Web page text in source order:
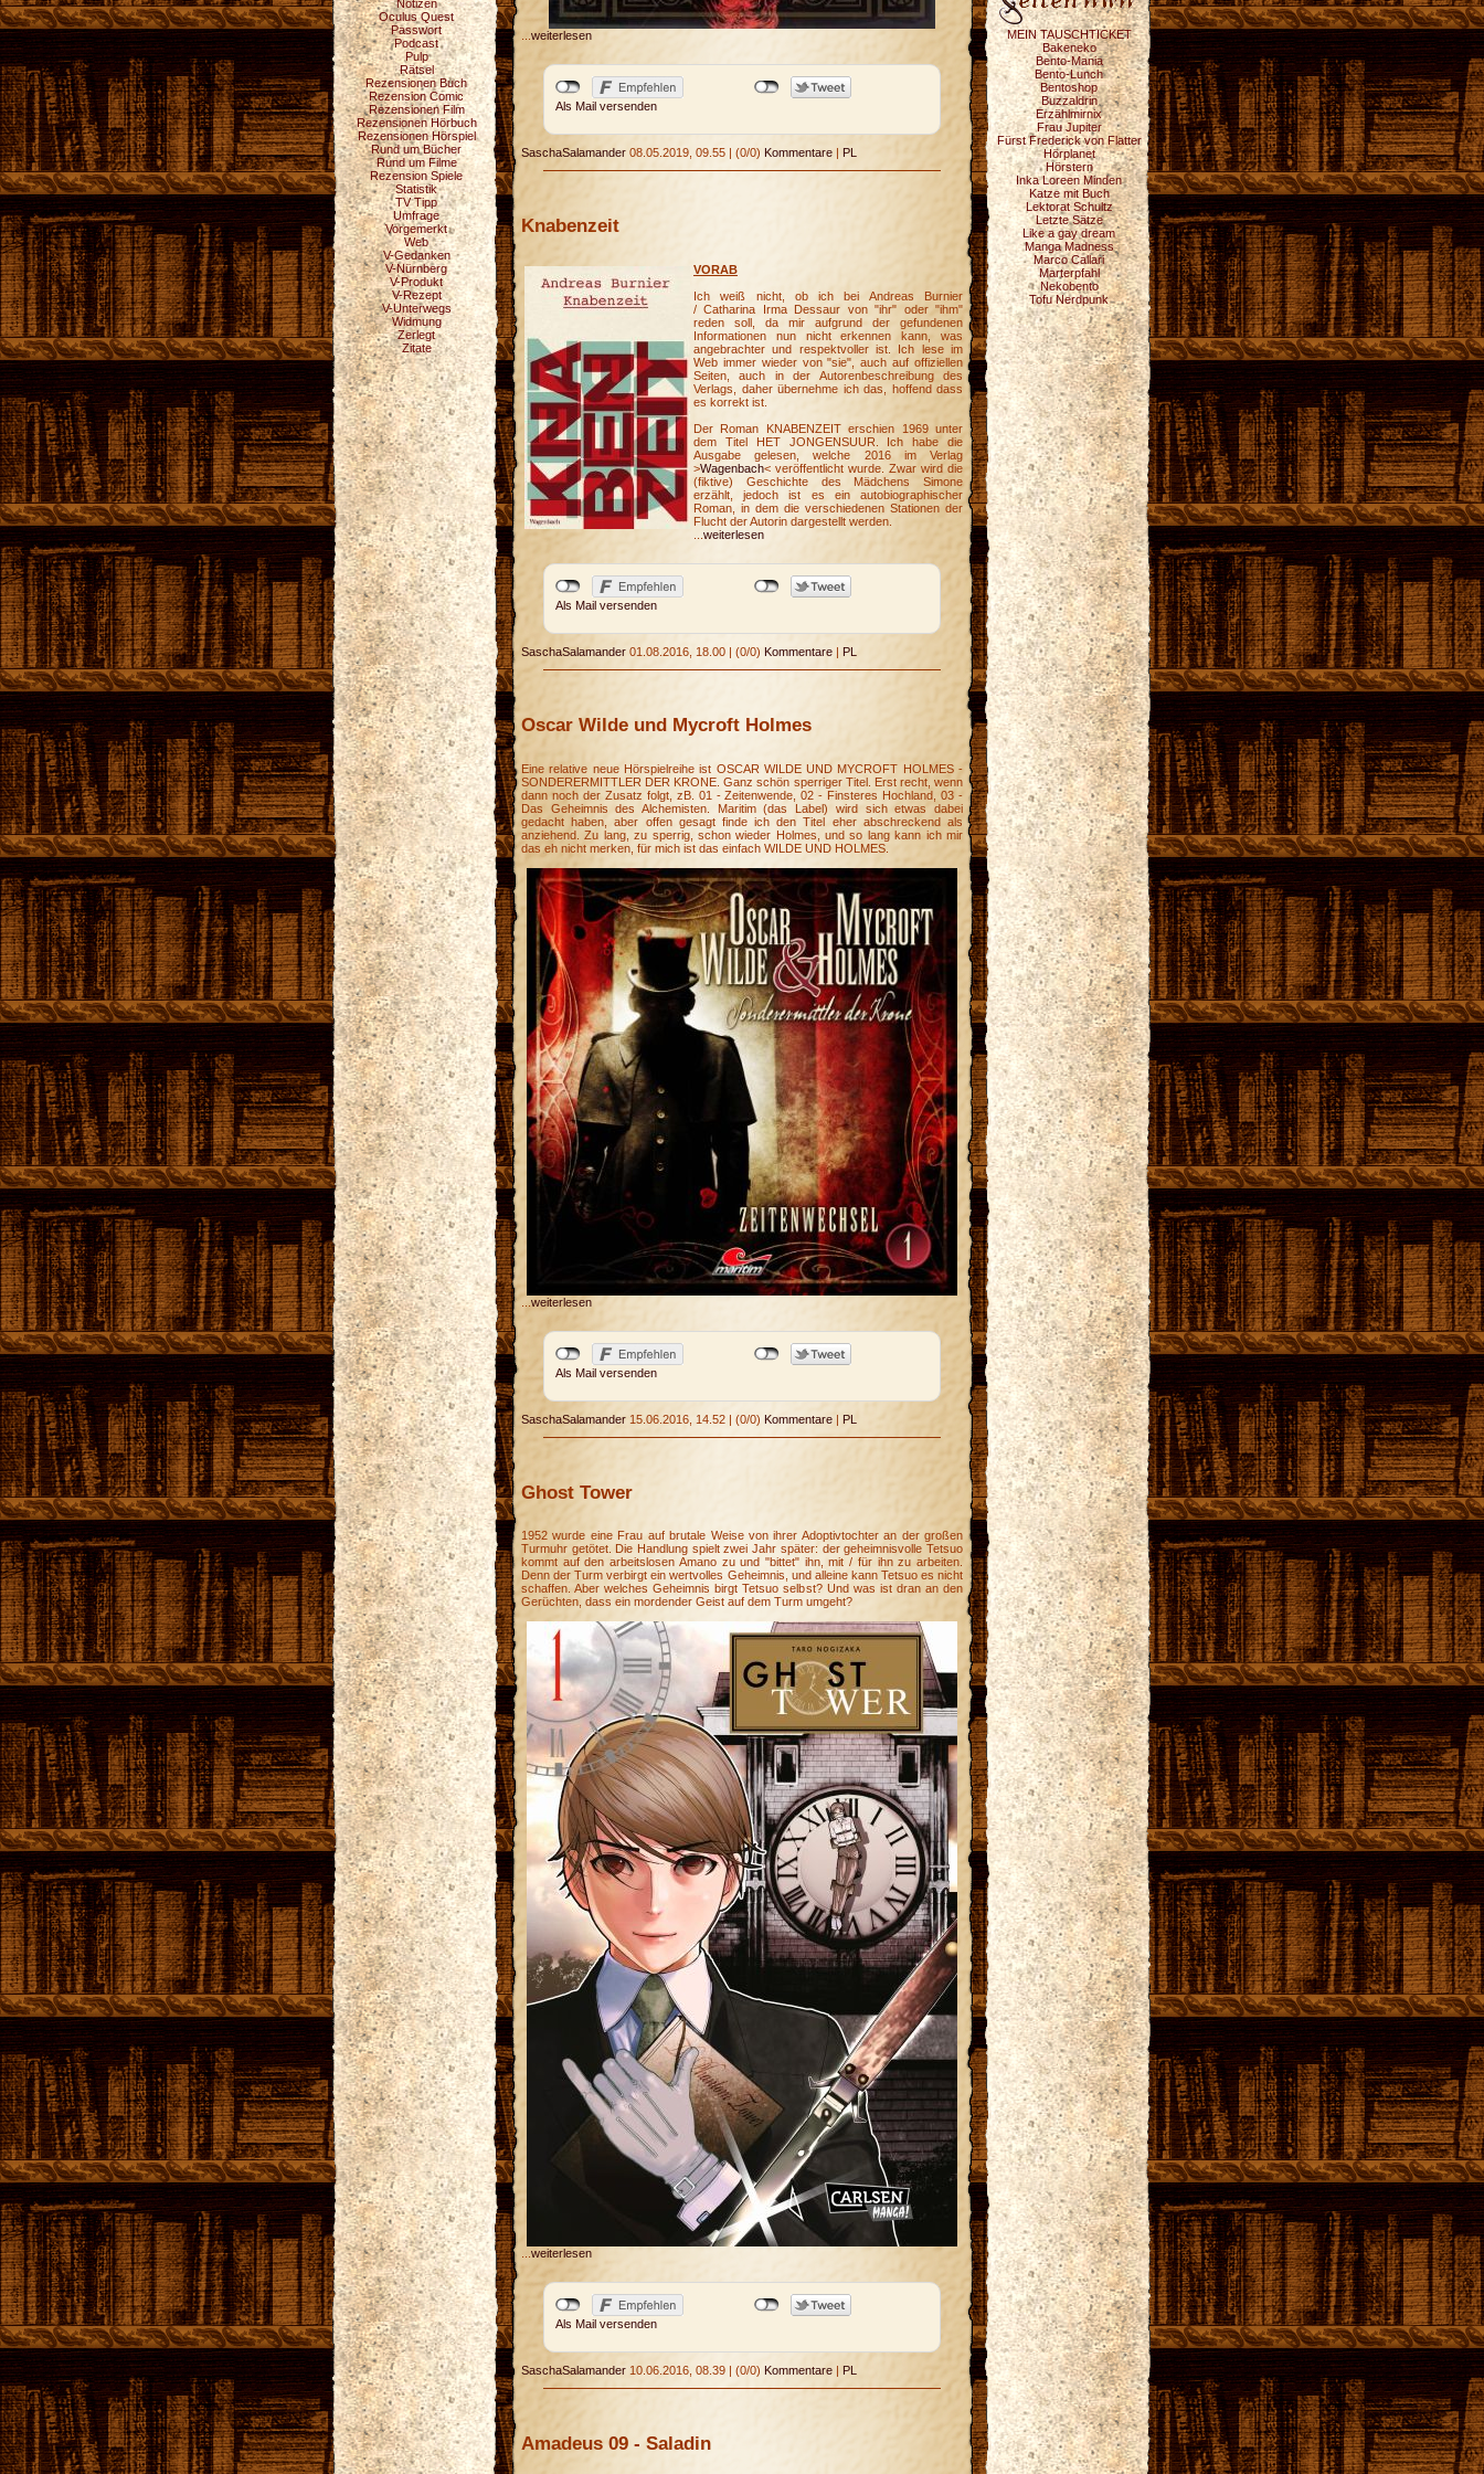
Notizen
Oculus Quest
Passwort
Podcast
Pulp
Rätsel
Rezensionen Buch
Rezension Comic
Rezensionen Film
Rezensionen Hörbuch
Rezensionen Hörspiel
Rund um Bücher
Rund um Filme
Rezension Spiele
Statistik
TV Tipp
Umfrage
Vorgemerkt
Web
V-Gedanken
V-Nürnberg
V-Produkt
V-Rezept
V-Unterwegs
Widmung
Zerlegt
Zitate
weiterlesen
Als Mail versenden
SaschaSalamander 08.05.2019, 09.55 (0/0) Kommentare PL
Knabenzeit
VORAB
Ich weiß nicht, ob ich bei Andreas Burnier
/ Catharina Irma Dessaur von "ihr" oder "ihm"
reden soll, da mir aufgrund der gefundenen
Informationen nun nicht erkennen kann, was
angebrachter und respektvoller ist. Ich lese im
Web immer wieder von "sie", auch auf offiziellen
Seiten, auch in der Autorenbeschreibung des
Verlags, daher übernehme ich das, hoffend dass
es korrekt ist.
Der Roman KNABENZEIT erschien 1969 unter
dem Titel HET JONGENSUUR. Ich habe die
Ausgabe gelesen, welche 2016 im Verlag
>Wagenbach< veröffentlicht wurde. Zwar wird die
(fiktive) Geschichte des Mädchens Simone
erzählt, jedoch ist es ein autobiographischer
Roman, in dem die verschiedenen Stationen der
Flucht der Autorin dargestellt werden.
weiterlesen
Als Mail versenden
SaschaSalamander 01.08.2016, 18.00 | (0/0) Kommentare | PL
Oscar Wilde und Mycroft Holmes
Eine relative neue Hörspielreihe ist OSCAR WILDE UND MYCROFT HOLMES -
SONDERERMITTLER DER KRONE. Ganz schön sperriger Titel. Erst recht, wenn
dann noch der Zusatz folgt, zB. 01 - Zeitenwende, 02 - Finsteres Hochland, 03 -
Das Geheimnis des Alchemisten. Maritim (das Label) wird sich etwas dabei
gedacht haben, aber offen gesagt finde ich den Titel eher abschreckend als
anziehend. Zu lang, zu sperrig, schon wieder Holmes, und so lang kann ich mir
das eh nicht merken, für mich ist das einfach WILDE UND HOLMES.
weiterlesen
Als Mail versenden
SaschaSalamander 15.06.2016, 14.52 | (0/0) Kommentare | PL
Ghost Tower
1952 wurde eine Frau auf brutale Weise von ihrer Adoptivtochter an der großen
Turmuhr getötet. Die Handlung spielt zwei Jahr später: der geheimnisvolle Tetsuo
kommt auf den arbeitslosen Amano zu und "bittet" ihn, mit / für ihn zu arbeiten.
Denn der Turm verbirgt ein wertvolles Geheimnis, und alleine kann Tetsuo es nicht
schaffen. Aber welches Geheimnis birgt Tetsuo selbst? Und was ist dran an den
Gerüchten, dass ein mordender Geist auf dem Turm umgeht?
...weiterlesen
Als Mail versenden
SaschaSalamander 10.06.2016, 08.39 (0/0) Kommentare PL
Amadeus 09 - Saladin
MEIN TAUSCHTICKET
Bakeneko
Bento-Mania
Bento-Lunch
Bentoshop
Buzzaldrin
Erzählmirnix
Frau Jupiter
Fürst Frederick von Flatter
Hörplanet
Hörstern
Inka Loreen Minden
Katze mit Buch
Lektorat Schultz
Letzte Sätze
Like a gay dream
Manga Madness
Marco Callari
Marterpfahl
Nekobento
Tofu Nerdpunk